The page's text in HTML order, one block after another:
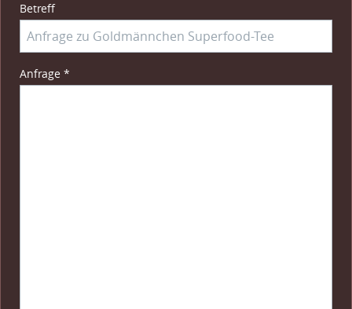
Betreff
Pflichtfeld
Anfrage *